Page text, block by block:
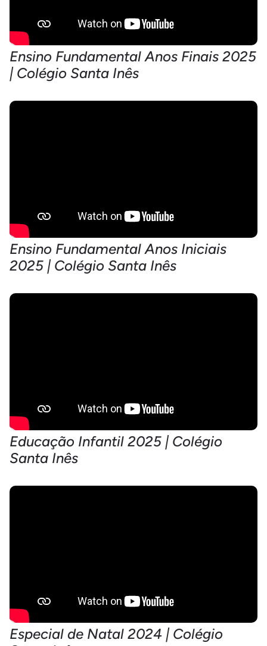
Ensino Fundamental Anos Finais 2025
| Colégio Santa Inês
Ensino Fundamental Anos Iniciais
2025 | Colégio Santa Inês
Educação Infantil 2025 | Colégio
Santa Inês
Especial de Natal 2024 | Colégio